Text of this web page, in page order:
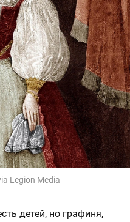
Legion Media
детей, но графиня,